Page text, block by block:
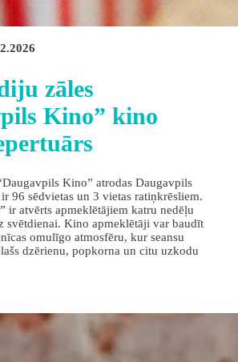
zāles
Kino” kino
Kino” atrodas Daugavpils
96 sēdvietas un 3 vietas ratiņkrēsliem.
ir atvērts apmeklētājiem katru nedēļu
svētdienai. Kino apmeklētāji var baudīt
omulīgo atmosfēru, kur seansu
dzērienu, popkorna un citu uzkodu